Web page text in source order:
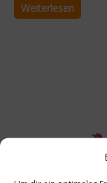
Weiterlesen